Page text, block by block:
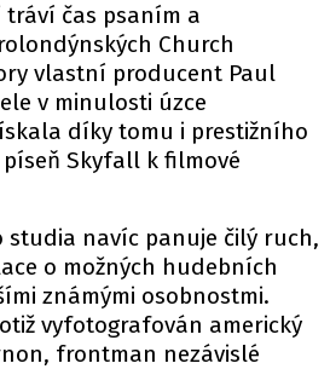
tráví čas psaním a
Church
vlastní producent Paul
v minulosti úzce
díky tomu i prestižního
Skyfall k filmové
studia navíc panuje čilý ruch,
o možných hudebních
známými osobnostmi.
vyfotografován americký
frontman nezávislé